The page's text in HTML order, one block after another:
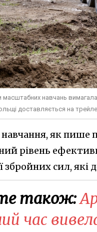
масштабних навчань
доставляється на
навчання, як пише
рівень
збройних сил, які
також:
час